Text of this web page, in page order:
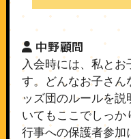
中野顧問
入会時には、私とお
す。どんなお子さん
ッズ団のルールを説
いてもここでしっか
行事への保護者参加